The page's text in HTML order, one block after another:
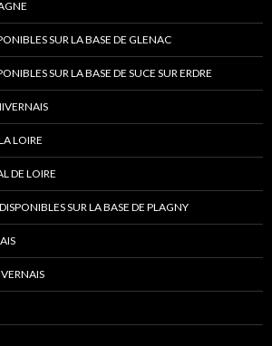
SUR LA BASE DE GLENAC
SUR LA BASE DE SUCE SUR ERDRE
LOIRE
DE LOIRE
SUR LA BASE DE PLAGNY